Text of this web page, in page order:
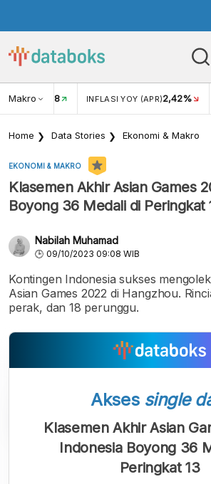
Makro
USD/IDR 18 INFLASI YOY (APR)2,42%
Home Data Stories Ekonomi & Makro
EKONOMI & MAKRO
Klasemen Akhir Asian Games
Boyong 36 Medali di Peringkat
Nabilah Muhamad
09/10/2023 09:08 WIB
Kontingen Indonesia sukses
Asian Games 2022 di Hangzhou.
perak, dan 18 perunggu.
Akses single
Klasemen Akhir Asian
Indonesia Boyong 36
Peringkat 13